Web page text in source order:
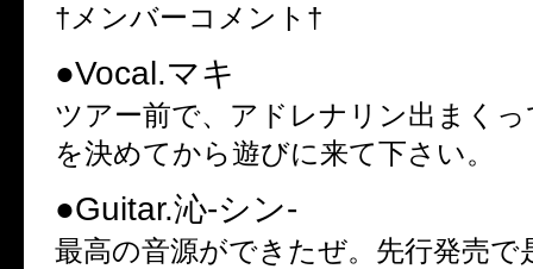
†メンバーコメント†
●Vocal.マキ
ツアー前で、アドレナリン出まく
を決めてから遊びに来て下さい。
●Guitar.沁‐シン‐
最高の音源ができたぜ。先行発売で